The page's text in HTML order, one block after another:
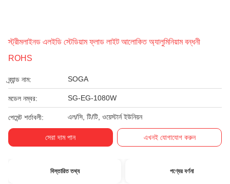
স্ট্রীমলাইনড এলইডি স্টেডিয়াম ফ্লাড লাইট আলোকিত অ্যালুমিনিয়াম বন্ধনী
ROHS
ব্র্যান্ড নাম: SOGA
মডেল নম্বর: SG-EG-1080W
পেমেন্ট শর্তাবলী: এল/সি, টি/টি, ওয়েস্টার্ন ইউনিয়ন
সেরা দাম পান এখনই যোগাযোগ করুন
বিস্তারিত তথ্য পণ্যের বর্ণনা